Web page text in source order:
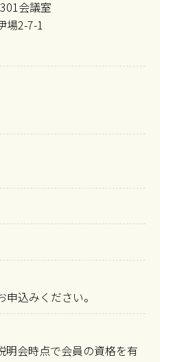
会議室
場2-7-1
込みください。
明会時点で会員の資格を有